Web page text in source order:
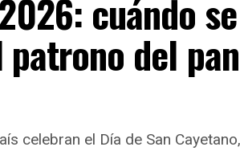
cuándo se
del
celebran el Día de San